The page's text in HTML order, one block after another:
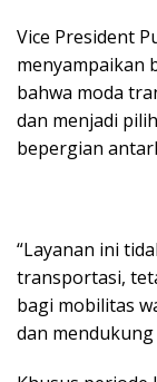
Vice President
menyampaikan
bahwa moda
dan menjadi
bepergian
“Layanan ini
transportasi,
bagi mobilitas
dan